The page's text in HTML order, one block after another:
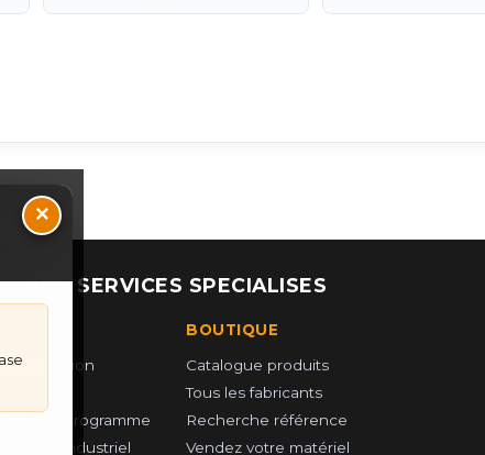
×
NOS SERVICES SPECIALISES
PCS — Programme
Industriel
BOUTIQUE
Catalogue produits
Tous les fabricants
Recherche référence
Vendez votre matériel